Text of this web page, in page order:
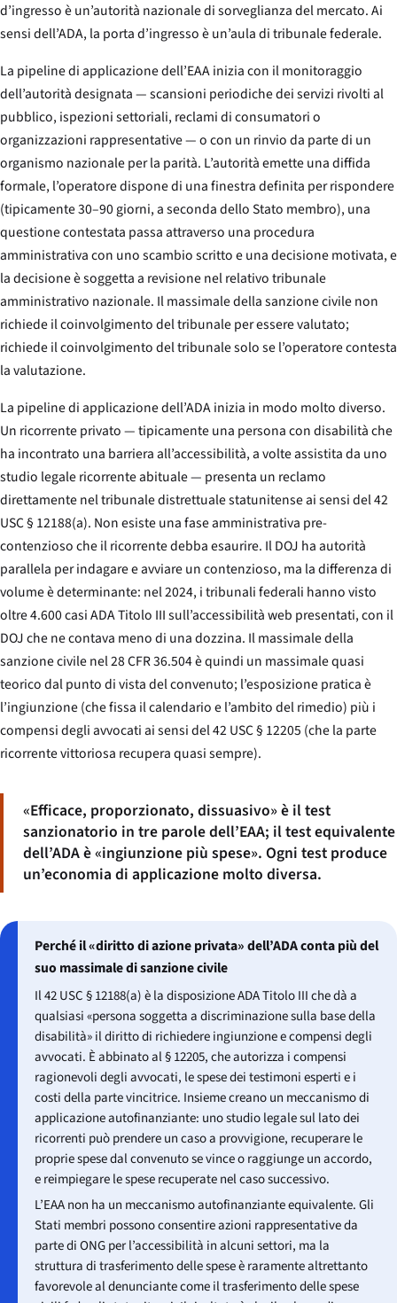
d’ingresso è un’autorità nazionale di sorveglianza del mercato. Ai
sensi dell’ADA, la porta d’ingresso è un’aula di tribunale federale.
La pipeline di applicazione dell’EAA inizia con il monitoraggio
dell’autorità designata — scansioni periodiche dei servizi rivolti al
pubblico, ispezioni settoriali, reclami di consumatori o
organizzazioni rappresentative — o con un rinvio da parte di un
organismo nazionale per la parità. L’autorità emette una diffida
formale, l’operatore dispone di una finestra definita per rispondere
(tipicamente 30–90 giorni, a seconda dello Stato membro), una
questione contestata passa attraverso una procedura
amministrativa con uno scambio scritto e una decisione motivata, e
la decisione è soggetta a revisione nel relativo tribunale
amministrativo nazionale. Il massimale della sanzione civile non
richiede il coinvolgimento del tribunale per essere valutato;
richiede il coinvolgimento del tribunale solo se l’operatore contesta
la valutazione.
La pipeline di applicazione dell’ADA inizia in modo molto diverso.
Un ricorrente privato — tipicamente una persona con disabilità che
ha incontrato una barriera all’accessibilità, a volte assistita da uno
studio legale ricorrente abituale — presenta un reclamo
direttamente nel tribunale distrettuale statunitense ai sensi del 42
USC § 12188(a). Non esiste una fase amministrativa pre-
contenzioso che il ricorrente debba esaurire. Il DOJ ha autorità
parallela per indagare e avviare un contenzioso, ma la differenza di
volume è determinante: nel 2024, i tribunali federali hanno visto
oltre 4.600 casi ADA Titolo III sull’accessibilità web presentati, con il
DOJ che ne contava meno di una dozzina. Il massimale della
sanzione civile nel 28 CFR 36.504 è quindi un massimale quasi
teorico dal punto di vista del convenuto; l’esposizione pratica è
l’ingiunzione (che fissa il calendario e l’ambito del rimedio) più i
compensi degli avvocati ai sensi del 42 USC § 12205 (che la parte
ricorrente vittoriosa recupera quasi sempre).
«Efficace, proporzionato, dissuasivo» è il test
sanzionatorio in tre parole dell’EAA; il test equivalente
dell’ADA è «ingiunzione più spese». Ogni test produce
un’economia di applicazione molto diversa.
Perché il «diritto di azione privata» dell’ADA conta più del
suo massimale di sanzione civile
Il 42 USC § 12188(a) è la disposizione ADA Titolo III che dà a
qualsiasi «persona soggetta a discriminazione sulla base della
disabilità» il diritto di richiedere ingiunzione e compensi degli
avvocati. È abbinato al § 12205, che autorizza i compensi
ragionevoli degli avvocati, le spese dei testimoni esperti e i
costi della parte vincitrice. Insieme creano un meccanismo di
applicazione autofinanziante: uno studio legale sul lato dei
ricorrenti può prendere un caso a provvigione, recuperare le
proprie spese dal convenuto se vince o raggiunge un accordo,
e reimpiegare le spese recuperate nel caso successivo.
L’EAA non ha un meccanismo autofinanziante equivalente. Gli
Stati membri possono consentire azioni rappresentative da
parte di ONG per l’accessibilità in alcuni settori, ma la
struttura di trasferimento delle spese è raramente altrettanto
favorevole al denunciante come il trasferimento delle spese